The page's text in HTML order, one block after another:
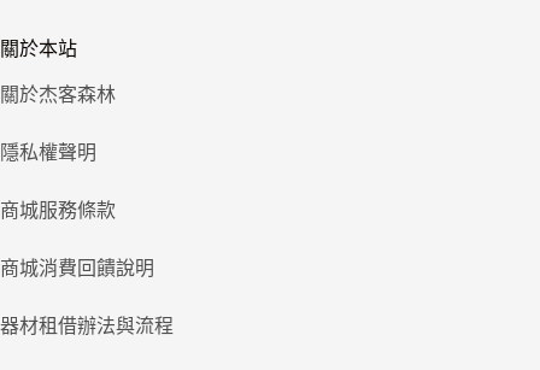
關於本站
關於杰客森林
隱私權聲明
商城服務條款
商城消費回饋說明
器材租借辦法與流程